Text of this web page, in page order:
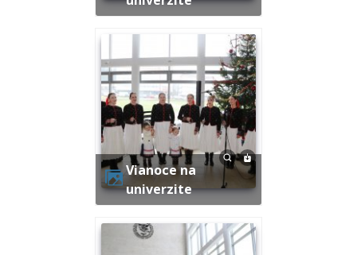
Vianoce na
univerzite